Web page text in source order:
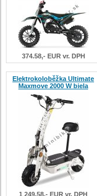
374.58,- EUR vr. DPH
Elektrokoloběžka Ultimate
Maxmove 2000 W biela
1 249.58,- EUR vr. DPH